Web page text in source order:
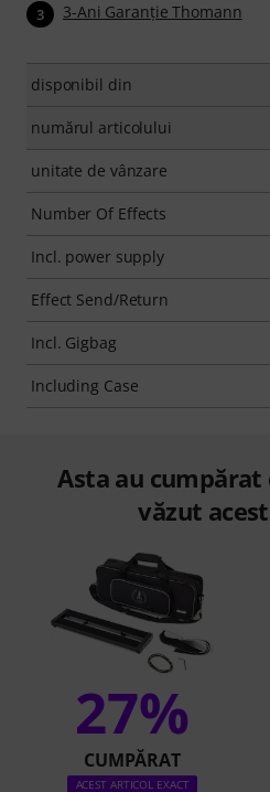
3 3-Ani Garanţie Thomann
disponibil din
numărul articolului
unitate de vânzare
Number Of Effects
Incl. power supply
Effect Send/Return
Incl. Gigbag
Including Case
Asta au
văzut
27%
CUMPĂRAT
ACEST ARTICOL EXACT